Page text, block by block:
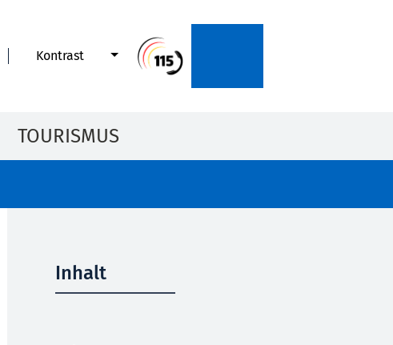
Kontrast
TOURISMUS
Inhalt